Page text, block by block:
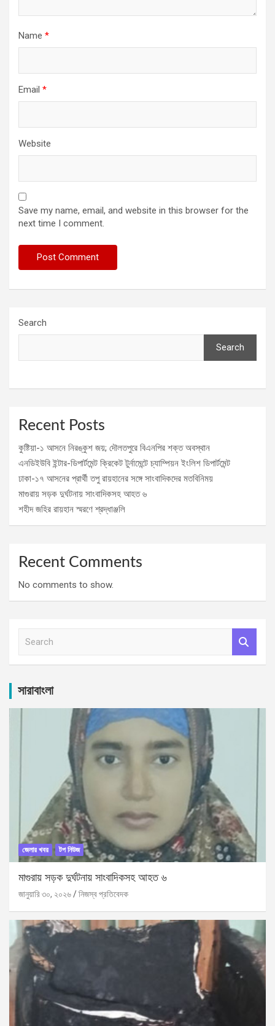
Name *
Email *
Website
Save my name, email, and website in this browser for the
next time I comment.
Search
Search
Recent Posts
কুষ্টিয়া-১ আসনে নিরঙ্কুশ জয়; দৌলতপুরে বিএনপির শক্ত অবস্থান
এনডিইউবি ইন্টার-ডিপার্টমেন্ট ক্রিকেট টুর্নামেন্টে চ্যাম্পিয়ন ইংলিশ ডিপার্টমেন্ট
ঢাকা-১৭ আসনের প্রার্থী তপু রায়হানের সঙ্গে সাংবাদিকদের মতবিনিময়
মাগুরায় সড়ক দুর্ঘটনায় সাংবাদিকসহ আহত ৬
শহীদ জহির রায়হান স্মরণে শ্রদ্ধাঞ্জলি
Recent Comments
No comments to show.
c
সারাবাংলা
জেলার খবর টপ নিউজ
মাগুরায় সড়ক দুর্ঘটনায় সাংবাদিকসহ আহত ৬
জানুয়ারি ৩০, ২০২৬ নিজস্ব প্রতিবেদক